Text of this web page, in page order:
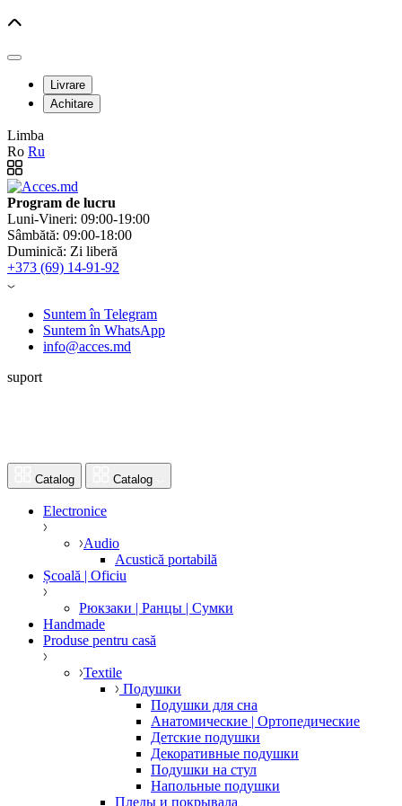
Livrare
Achitare
Limba
Ro Ru
Program de lucru
Luni-Vineri: 09:00-19:00
Sâmbătă: 09:00-18:00
Duminică: Zi liberă
+373 (69) 14-91-92
Suntem în Telegram
Suntem în WhatsApp
info@acces.md
suport
Catalog Catalog
Electronice
Audio
Acustică portabilă
Școală | Oficiu
Рюкзаки | Ранцы | Сумки
Handmade
Produse pentru casă
Textile
Подушки
Подушки для сна
Анатомические | Ортопедические
Детские подушки
Декоративные подушки
Подушки на стул
Напольные подушки
Пледы и покрывала